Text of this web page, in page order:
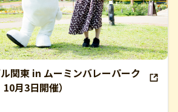
関東 in ムーミンバレーパーク
月3日開催）